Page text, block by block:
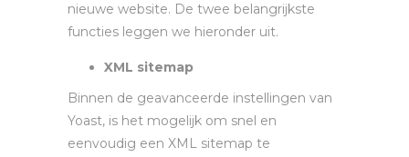
nieuwe website. De twee belangrijkste
functies leggen we hieronder uit.
XML sitemap
Binnen de geavanceerde instellingen van
Yoast, is het mogelijk om snel en
eenvoudig een XML sitemap te